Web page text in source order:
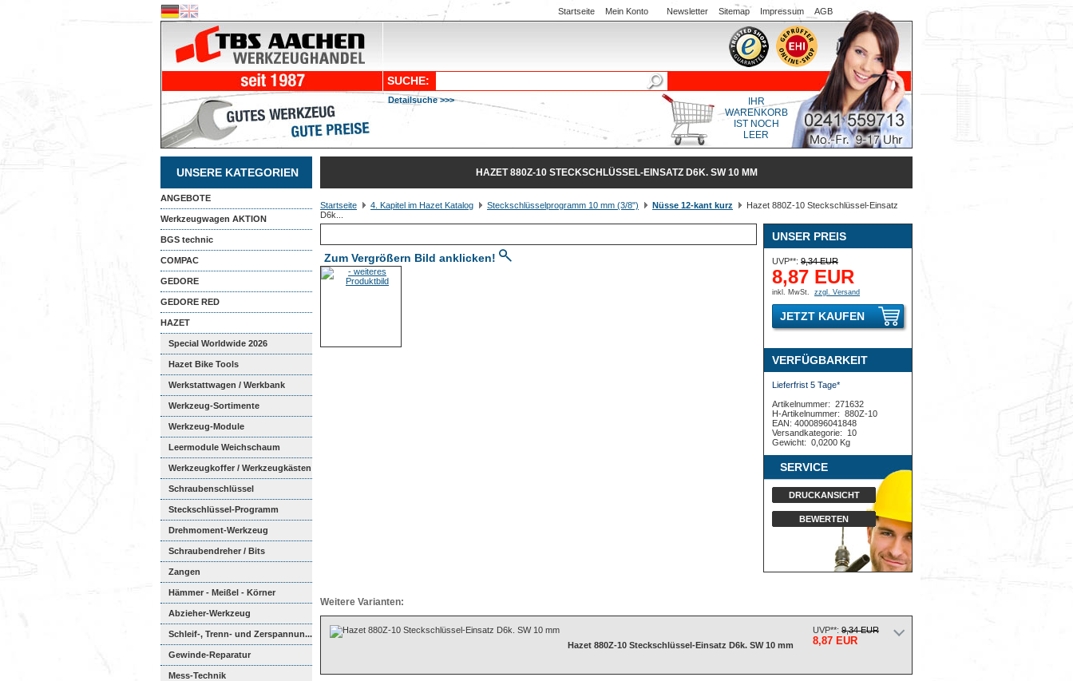
Startseite Mein Konto Newsletter Sitemap Impressum AGB
SUCHE:
Detailsuche >>>
IHR
WARENKORB
IST NOCH
LEER
UNSERE KATEGORIEN
ANGEBOTE
Werkzeugwagen AKTION
BGS technic
COMPAC
GEDORE
GEDORE RED
HAZET
Special Worldwide 2026
Hazet Bike Tools
Werkstattwagen / Werkbank
Werkzeug-Sortimente
Werkzeug-Module
Weichschaumeinl...
Leermodule Weichschaum
Werkzeugkoffer / Werkzeugkästen
Schraubenschlüssel
Steckschlüssel-Programm
Drehmoment-Werkzeug
Schraubendreher / Bits
Zangen
Hämmer - Meißel - Körner
Abzieher-Werkzeug
Schleif-, Trenn- und Zerspannun...
Gewinde-Reparatur
Mess-Technik
HAZET 880Z-10 STECKSCHLÜSSEL-EINSATZ D6K. SW 10 MM
Startseite 4. Kapitel im Hazet Katalog Steckschlüsselprogramm 10 mm (3/8") Nüsse 12-kant kurz
Hazet 880Z-10 Steckschlüssel-Einsatz
D6k...
Zum Vergrößern Bild anklicken!
UNSER PREIS
UVP**: 9,34 EUR
8,87 EUR
inkl. MwSt. zzgl. Versand
JETZT KAUFEN
VERFÜGBARKEIT
Lieferfrist 5 Tage*
Artikelnummer: 271632
H-Artikelnummer: 880Z-10
EAN: 4000896041848
Versandkategorie:
10
Gewicht: 0,0200 Kg
SERVICE
DRUCKANSICHT
BEWERTEN
Weitere Varianten:
Hazet 880Z-10 Steckschlüssel-Einsatz D6k. SW 10 mm
UVP**: 9,34 EUR
8,87 EUR